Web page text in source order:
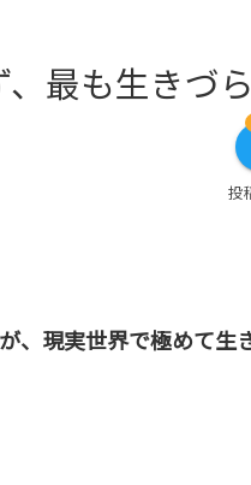
最も生きづ
、現実世界で極めて生